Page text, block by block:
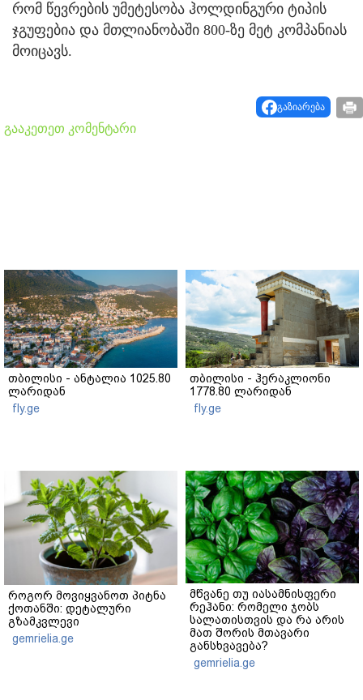
რომ წევრების უმეტესობა ჰოლდინგური ტიპის
ჯგუფებია და მთლიანობაში 800-ზე მეტ კომპანიას
მოიცავს.
გაზიარება
გააკეთეთ კომენტარი
თბილისი - ანტალია 1025.80
ლარიდან
fly.ge
თბილისი - ჰერაკლიონი
1778.80 ლარიდან
fly.ge
როგორ მოვიყვანოთ პიტნა
ქოთანში: დეტალური
გზამკვლევი
gemrielia.ge
მწვანე თუ იასამნისფერი
რეჰანი: რომელი ჯობს
სალათისთვის და რა არის
მათ შორის მთავარი
განსხვავება?
gemrielia.ge